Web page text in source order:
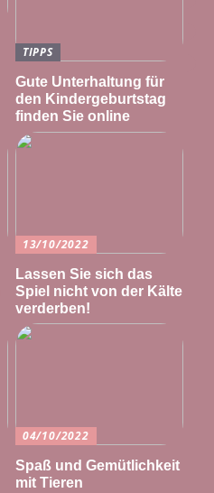
TIPPS
Gute Unterhaltung für
den Kindergeburtstag
finden Sie online
13/10/2022
Lassen Sie sich das
Spiel nicht von der Kälte
verderben!
04/10/2022
Spaß und Gemütlichkeit
mit Tieren